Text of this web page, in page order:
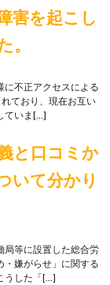
害を起こし
。
に不正アクセスによる
ており、現在お互い
ていま[…]
と口コミか
いて分かり
局等に設置した総合労
・嫌がらせ」に関する
うした「[…]